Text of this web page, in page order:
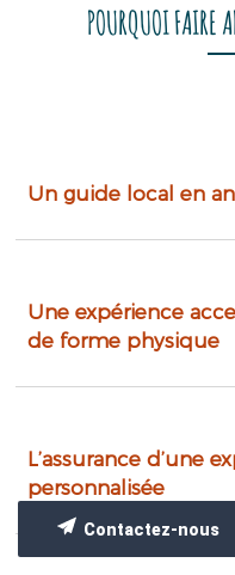
POURQUOI FAIRE
Un guide local en
Une expérience
de forme physique
L’assurance d’une
personnalisée
Contactez-nous